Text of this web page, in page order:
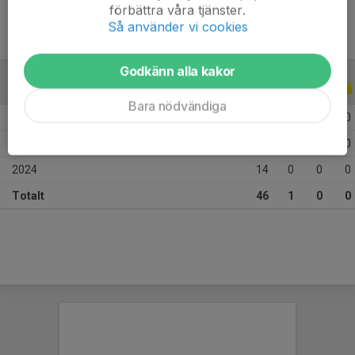
ALLA SERIER ALLA ÅR
0
0
2024 14 0 0 0
Totalt 46 1 0 0
förbättra våra tjänster.
Så använder vi cookies
Godkänn alla kakor
Bara nödvändiga